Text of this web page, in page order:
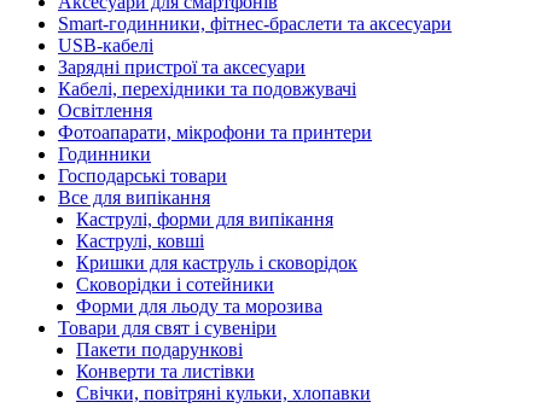
Smart-годинники, фітнес-браслети та аксесуари
USB-кабелі
Зарядні пристрої та аксесуари
Кабелі, перехідники та подовжувачі
Освітлення
Фотоапарати, мікрофони та принтери
Годинники
Господарські товари
Все для випікання
Каструлі, форми для випікання
Каструлі, ковші
Кришки для каструль і сковорідок
Сковорідки і сотейники
Форми для льоду та морозива
Товари для свят і сувеніри
Пакети подарункові
Конверти та листівки
Свічки, повітряні кульки, хлопавки